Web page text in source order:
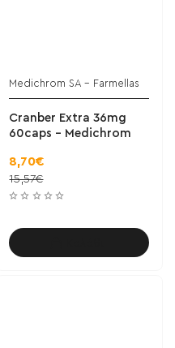
Medichrom SA - Farmellas
Cranber Extra 36mg
60caps - Medichrom
8,70€
15,57€